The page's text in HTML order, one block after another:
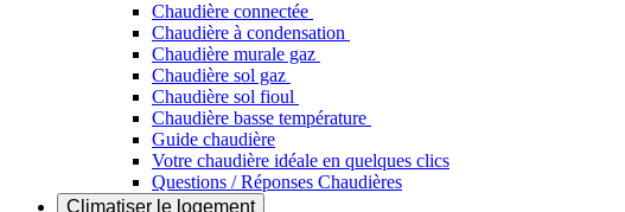
Chaudière connectée
Chaudière à condensation
Chaudière murale gaz
Chaudière sol gaz
Chaudière sol fioul
Chaudière basse température
Guide chaudière
Votre chaudière idéale en quelques clics
Questions / Réponses Chaudières
Climatiser le logement